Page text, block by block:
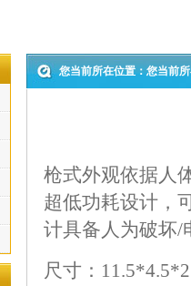
您当前所在位置：您当前
枪式外观依据人
超低功耗设计，
计具备人为破坏/
尺寸：